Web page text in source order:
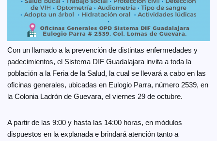
Con un llamado a la prevención de distintas enfermedades y
padecimientos, el Sistema DIF Guadalajara invita a toda la
población a la Feria de la Salud, la cual se llevará a cabo en las
oficinas generales, ubicadas en Eulogio Parra, número 2539, en
la Colonia Ladrón de Guevara, el viernes 29 de octubre.
A partir de las 9:00 y hasta las 14:00 horas, en módulos
dispuestos en la explanada e brindará atención tanto a